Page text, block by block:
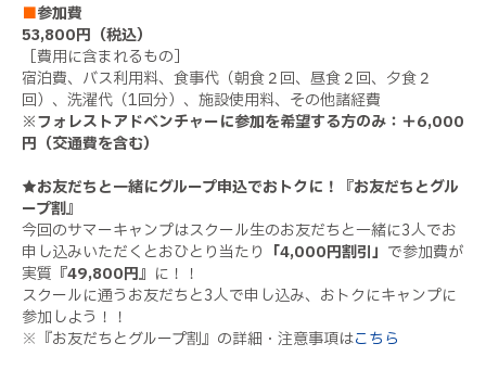
■参加費
53,800円（税込）
［費用に含まれるもの］
宿泊費、バス利用料、食事代（朝食２回、昼食２回、夕食２
回）、洗濯代（1回分）、施設使用料、その他諸経費
※フォレストアドベンチャーに参加を希望する方のみ：＋6,000
円（交通費を含む）
★お友だちと一緒にグループ申込でおトクに！『お友だちとグル
ープ割』
今回のサマーキャンプはスクール生のお友だちと一緒に3人でお
申し込みいただくとおひとり当たり 「4,000円割引」 で参加費が
実質 『49,800円』 に！！
スクールに通うお友だちと3人で申し込み、おトクにキャンプに
参加しよう！！
※『お友だちとグループ割』の詳細・注意事項はこちら